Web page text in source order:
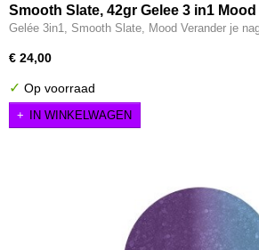
Smooth Slate, 42gr Gelee 3 in1 Mood
Gelée 3in1, Smooth Slate, Mood Verander je
€ 24,00
✓ Op voorraad
IN WINKELWAGEN